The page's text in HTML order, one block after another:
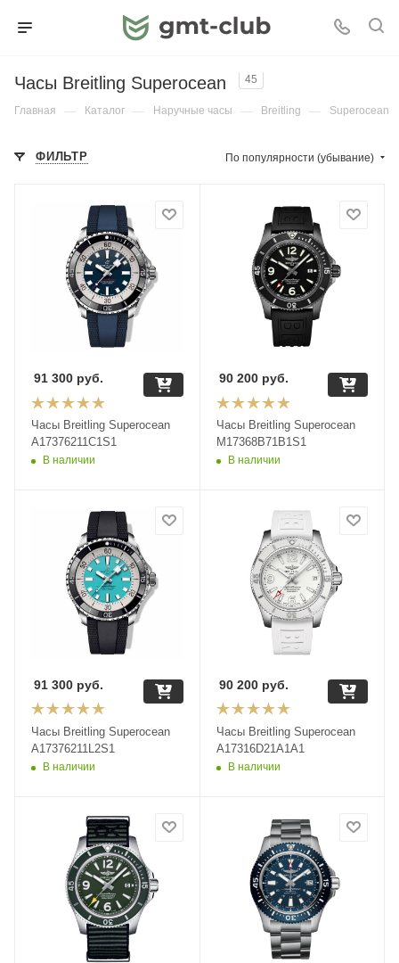
Часы Breitling Superocean 45
Главная — Каталог — Наручные часы — Breitling — Superocean
ФИЛЬТР По популярности (убывание)
Часы Breitling Superocean
A17376211C1S1
В наличии
91 300 руб.
Часы Breitling Superocean
M17368B71B1S1
В наличии
90 200руб.
Часы Breitling Superocean
A17376211L2S1
В наличии
91 300 руб.
Часы Breitling Superocean
A17316D21A1A1
В наличии
90 200руб.